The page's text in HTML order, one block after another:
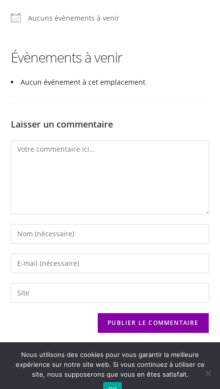
Aucuns évènements à venir
Évènements à venir
Aucun événement à cet emplacement
Laisser un commentaire
Nous utilisons des cookies pour vous garantir la meilleure
expérience sur notre site web. Si vous continuez à utiliser ce
site, nous supposerons que vous en êtes satisfait.